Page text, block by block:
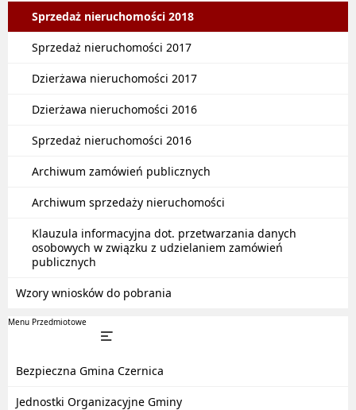
Sprzedaż nieruchomości 2018
Sprzedaż nieruchomości 2017
Dzierżawa nieruchomości 2017
Dzierżawa nieruchomości 2016
Sprzedaż nieruchomości 2016
Archiwum zamówień publicznych
Archiwum sprzedaży nieruchomości
Klauzula informacyjna dot. przetwarzania danych
osobowych w związku z udzielaniem zamówień
publicznych
Wzory wniosków do pobrania
Menu Przedmiotowe
Bezpieczna Gmina Czernica
Jednostki Organizacyjne Gminy